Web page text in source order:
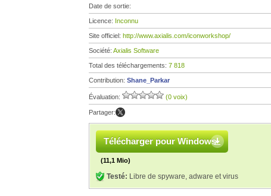
Date de sortie:
Licence: Inconnu
Site officiel: http://www.axialis.com/iconworkshop/
Société: Axialis Software
Total des téléchargements: 7 818
Contribution: Shane_Parkar
Évaluation: (0 voix)
Partager:
Télécharger pour Windows
(11,1 Mio)
Testé: Libre de spyware, adware et virus